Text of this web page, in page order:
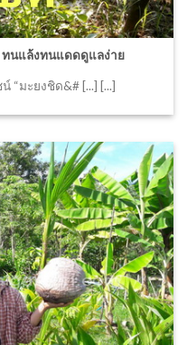
ทนแล้งทนแดดดูแลง่าย
มะยงชิด&# [...] [...]